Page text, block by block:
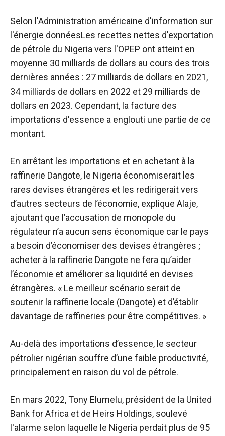
Selon l'Administration américaine d'information sur
l'énergie donnéesLes recettes nettes d'exportation
de pétrole du Nigeria vers l'OPEP ont atteint en
moyenne 30 milliards de dollars au cours des trois
dernières années : 27 milliards de dollars en 2021,
34 milliards de dollars en 2022 et 29 milliards de
dollars en 2023. Cependant, la facture des
importations d'essence a englouti une partie de ce
montant.
En arrêtant les importations et en achetant à la
raffinerie Dangote, le Nigeria économiserait les
rares devises étrangères et les redirigerait vers
d’autres secteurs de l’économie, explique Alaje,
ajoutant que l’accusation de monopole du
régulateur n’a aucun sens économique car le pays
a besoin d’économiser des devises étrangères ;
acheter à la raffinerie Dangote ne fera qu’aider
l’économie et améliorer sa liquidité en devises
étrangères. « Le meilleur scénario serait de
soutenir la raffinerie locale (Dangote) et d’établir
davantage de raffineries pour être compétitives. »
Au-delà des importations d’essence, le secteur
pétrolier nigérian souffre d’une faible productivité,
principalement en raison du vol de pétrole.
En mars 2022, Tony Elumelu, président de la United
Bank for Africa et de Heirs Holdings, soulevé
l'alarme selon laquelle le Nigeria perdait plus de 95